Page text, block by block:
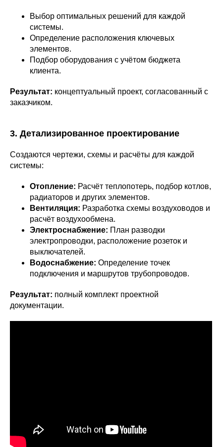
Выбор оптимальных решений для каждой
системы.
Определение расположения ключевых
элементов.
Подбор оборудования с учётом бюджета
клиента.
Результат: концептуальный проект, согласованный с
заказчиком.
3. Детализированное проектирование
Создаются чертежи, схемы и расчёты для каждой
системы:
Отопление: Расчёт теплопотерь, подбор котлов,
радиаторов и других элементов.
Вентиляция: Разработка схемы воздуховодов и
расчёт воздухообмена.
Электроснабжение: План разводки
электропроводки, расположение розеток и
выключателей.
Водоснабжение: Определение точек
подключения и маршрутов трубопроводов.
Результат: полный комплект проектной
документации.